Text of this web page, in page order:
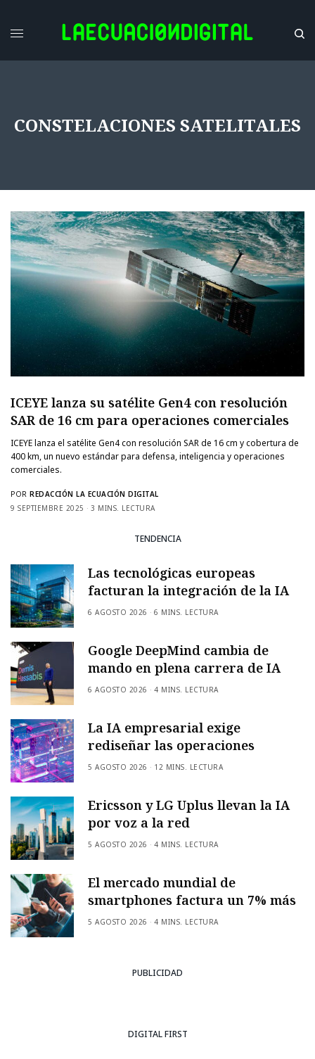
CONSTELACIONES SATELITALES
ICEYE lanza su satélite Gen4 con resolución
SAR de 16 cm para operaciones comerciales
ICEYE lanza el satélite Gen4 con resolución SAR de 16 cm y cobertura de
400 km, un nuevo estándar para defensa, inteligencia y operaciones
comerciales.
POR REDACCIÓN LA ECUACIÓN DIGITAL
9 SEPTIEMBRE 2025
3 MINS. LECTURA
TENDENCIA
Las tecnológicas europeas
facturan la integración de la IA
6 AGOSTO 2026 6 MINS. LECTURA
Google DeepMind cambia de
mando en plena carrera de IA
6 AGOSTO 2026 4 MINS. LECTURA
La IA empresarial exige
rediseñar las operaciones
5 AGOSTO 2026 12 MINS. LECTURA
Ericsson y LG Uplus llevan la IA
por voz a la red
5 AGOSTO 2026 4 MINS. LECTURA
El mercado mundial de
smartphones factura un 7% más
5 AGOSTO 2026 4 MINS. LECTURA
PUBLICIDAD
DIGITAL FIRST